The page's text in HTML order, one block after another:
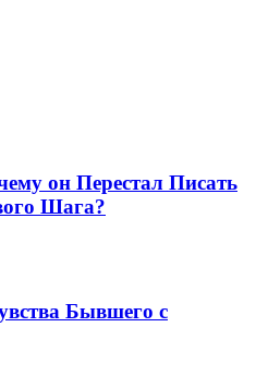
он Перестал Писать
Шага?
Бывшего с